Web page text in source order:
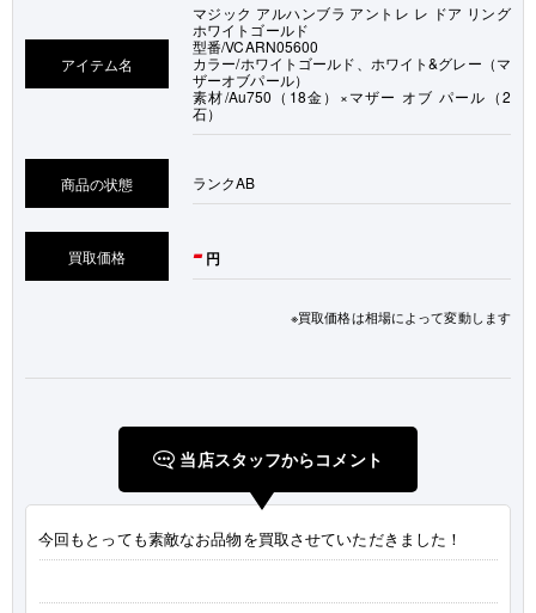
アイテム名
マジック アルハンブラ アントレ レ ドア リング
ホワイトゴールド
型番/VCARN05600
カラー/ホワイトゴールド、ホワイト&グレー（マ
ザーオブパール）
素材/Au750（18金）×マザー オブ パール（2
石）
商品の状態 ランクAB
買取価格 - 円
※買取価格は相場によって変動します
当店スタッフからコメント
今回もとっても素敵なお品物を買取させていただきました！